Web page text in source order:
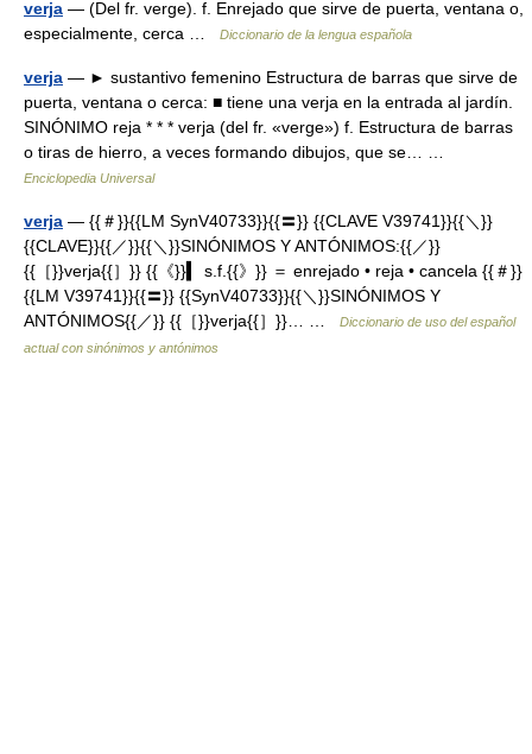
verja — (Del fr. verge). f. Enrejado que sirve de puerta, ventana o,
especialmente, cerca …
Diccionario de la lengua española
verja — ► sustantivo femenino Estructura de barras que sirve de
puerta, ventana o cerca: ■ tiene una verja en la entrada al jardín.
SINÓNIMO reja * * * verja (del fr. «verge») f. Estructura de barras
o tiras de hierro, a veces formando dibujos, que se… …
Enciclopedia Universal
verja — {{＃}}{{LM SynV40733}}{{〓}} {{CLAVE V39741}}{{＼}}
{{CLAVE}}{{／}}{{＼}}SINÓNIMOS Y ANTÓNIMOS:{{／}}
{{［}}verja{{］}} {{《}}▍ s.f.{{》}} ＝ enrejado • reja • cancela {{＃}}
{{LM V39741}}{{〓}} {{SynV40733}}{{＼}}SINÓNIMOS Y
ANTÓNIMOS{{／}} {{［}}verja{{］}}… …
Diccionario de uso del español
actual con sinónimos y antónimos